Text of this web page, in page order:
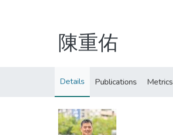
陳重佑
Details Publications Metrics